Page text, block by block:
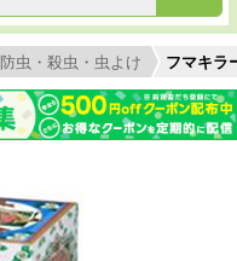
防虫・殺虫・虫よけ フマキラ